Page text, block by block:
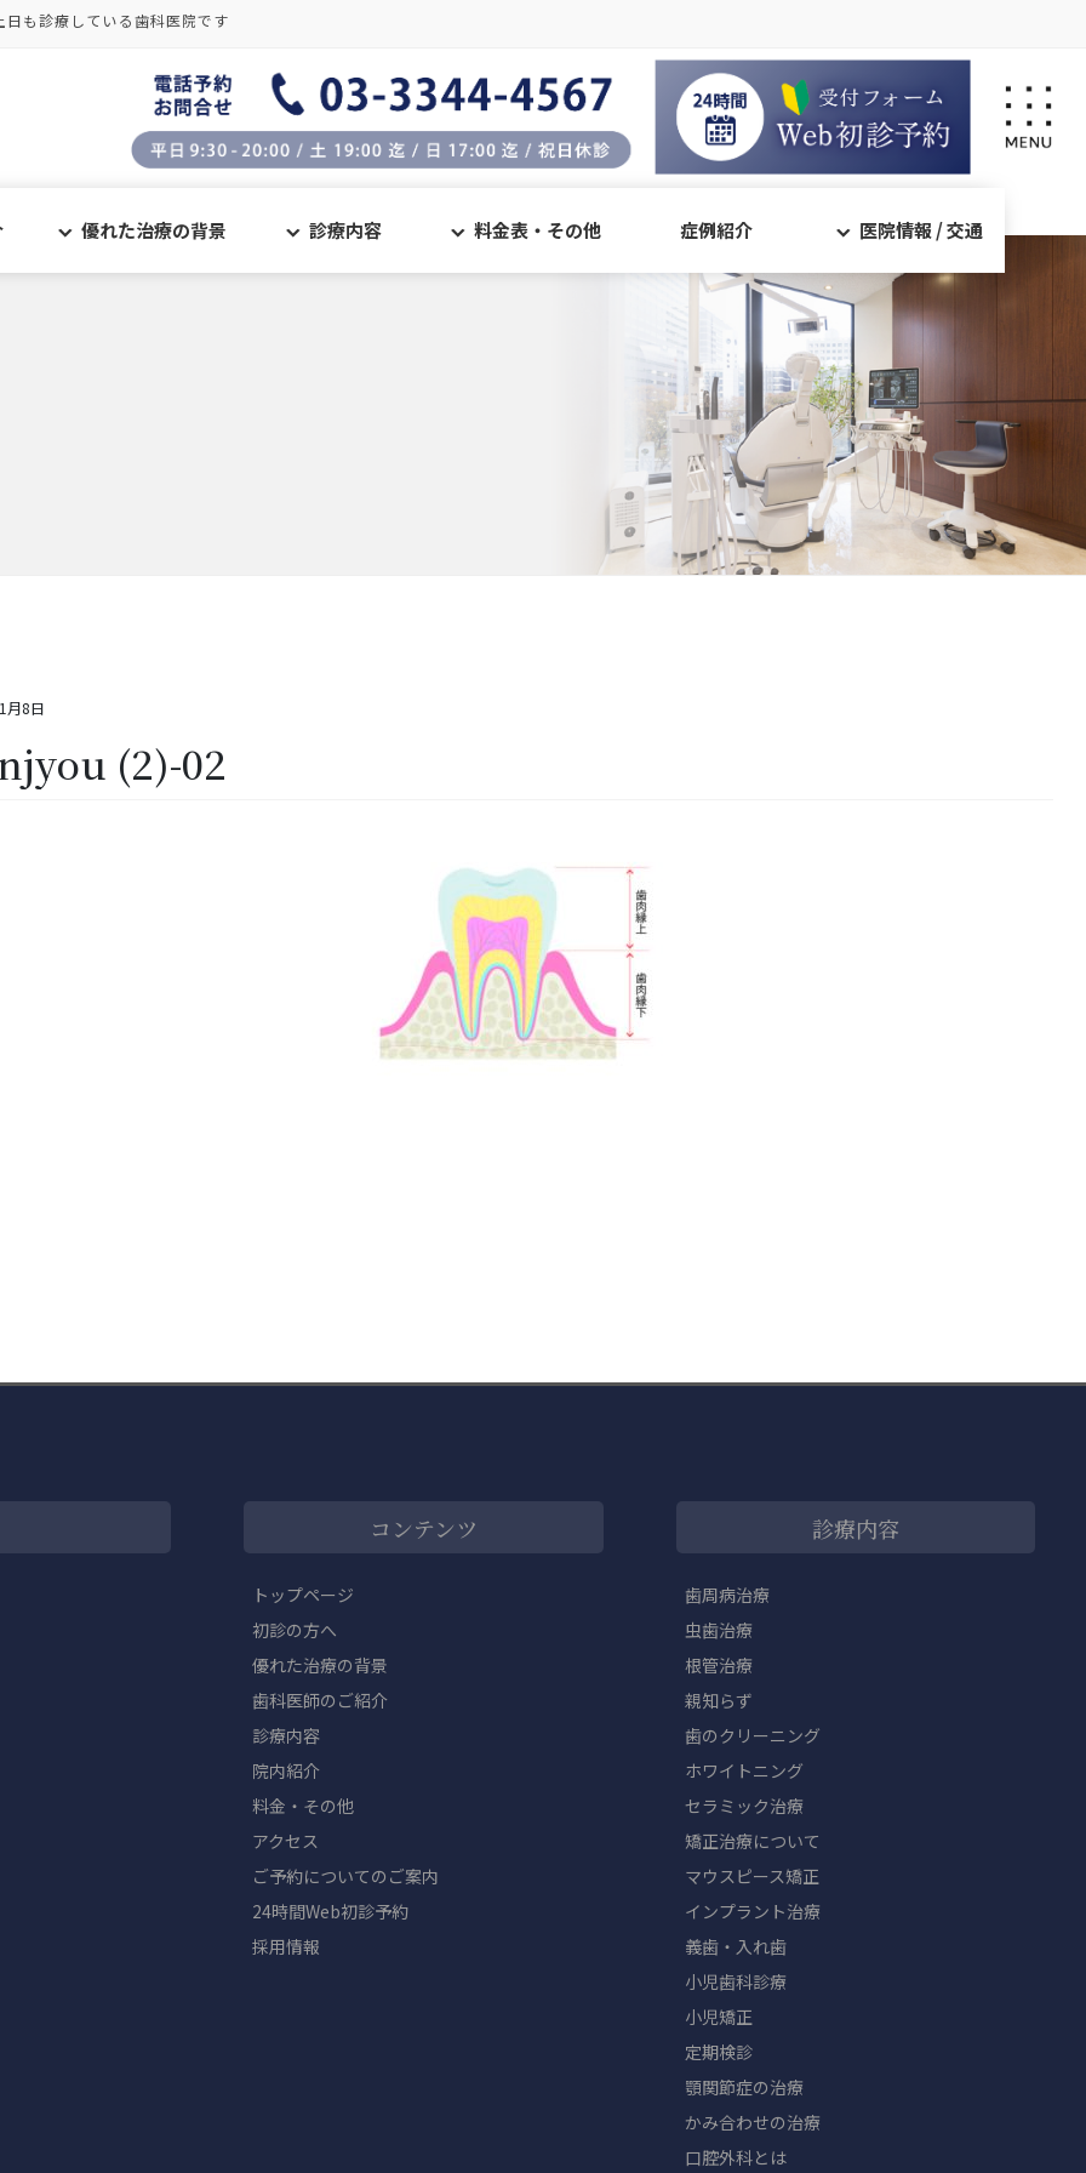
も診療している歯科医院です
優れた治療の背景 診療内容 料金表・その他 症例紹介 医院情報 / 交通
月8日
(2)-02
コンテンツ
トップページ
初診の方へ
優れた治療の背景
歯科医師のご紹介
診療内容
院内紹介
料金・その他
アクセス
ご予約についてのご案内
24時間Web初診予約
採用情報
診療内容
歯周病治療
虫歯治療
根管治療
親知らず
歯のクリーニング
ホワイトニング
セラミック治療
矯正治療について
マウスピース矯正
インプラント治療
義歯・入れ歯
小児歯科診療
小児矯正
定期検診
顎関節症の治療
かみ合わせの治療
口腔外科とは